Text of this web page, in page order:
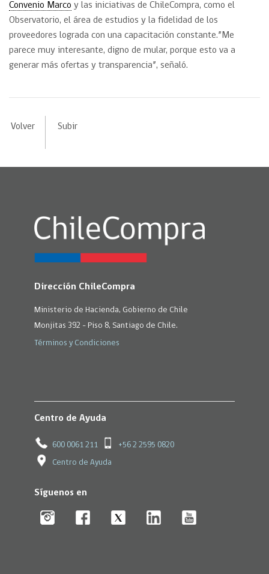
Convenio Marco y las iniciativas de ChileCompra, como el
Observatorio, el área de estudios y la fidelidad de los
proveedores lograda con una capacitación constante.”Me
parece muy interesante, digno de mular, porque esto va a
generar más ofertas y transparencia”, señaló.
Volver Subir
Dirección ChileCompra
Ministerio de Hacienda, Gobierno de Chile
Monjitas 392 - Piso 8, Santiago de Chile.
Términos y Condiciones
Centro de Ayuda
600 0061 211 +56 2 2595 0820
Centro de Ayuda
Síguenos en